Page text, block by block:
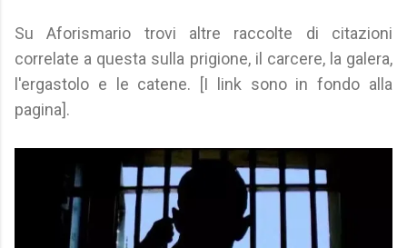
Su Aforismario trovi altre raccolte di citazioni
correlate a questa sulla prigione, il carcere, la galera,
l'ergastolo e le catene. [I link sono in fondo alla
pagina].